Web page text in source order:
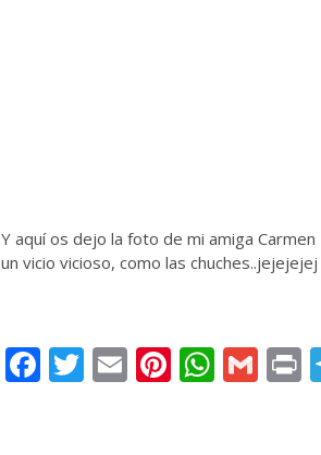
Y aquí os dejo la foto de mi amiga
un vicio vicioso, como las chuches..jejejejej
Facebook
Twitter
EmailPinterest